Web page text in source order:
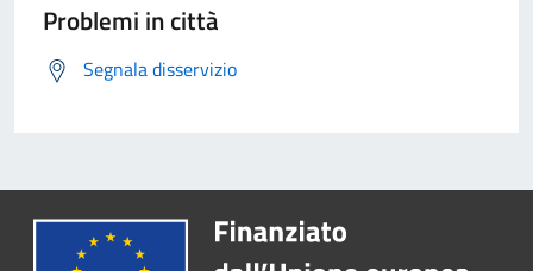
Problemi in città
Segnala disservizio